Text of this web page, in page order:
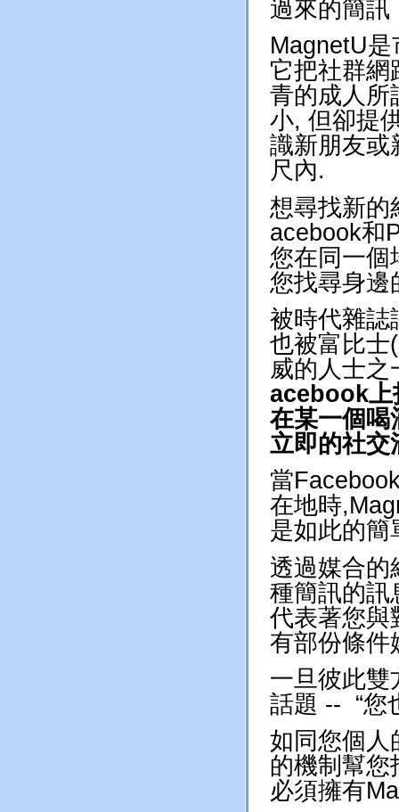
過來的簡訊
MagnetU
它把社群網
青的成人所
小, 但卻提
識新朋友或
尺內.
想尋找新的
acebook和
您在同一個
您找尋身邊
被時代雜誌
也被富比士
威的人士之
acebook上
在某一個喝
立即的社交
當
在地時
是如此的簡
透過媒合的
種簡訊的訊
代表著您與
有部份條件
一旦彼此雙
話題 -- “您
如同您個人
的機制幫您
必須擁有